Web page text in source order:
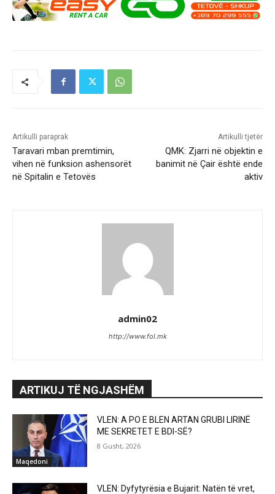
Artikulli paraprak
Taravari mban premtimin,
vihen në funksion ashensorët
në Spitalin e Tetovës
Artikulli tjetër
QMK: Zjarri në objektin e
banimit në Çair është ende
aktiv
admin02
http://www.fol.mk
ARTIKUJ TË NGJASHËM
Maqedoni
VLEN: A PO E BLEN ARTAN GRUBI LIRINË
ME SEKRETET E BDI-SË?
8 Gusht, 2026
VLEN: Dyfytyrësia e Bujarit: Natën të vret,